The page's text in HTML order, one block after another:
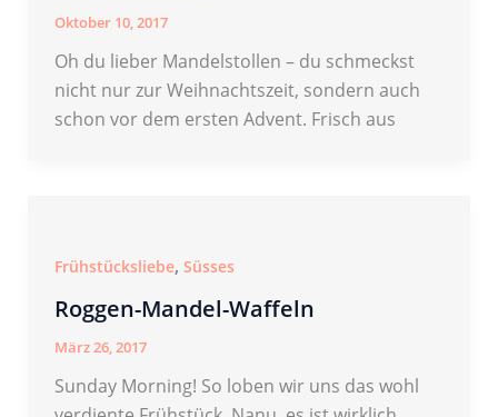
Oktober 10, 2017
Oh du lieber Mandelstollen – du schmeckst
nicht nur zur Weihnachtszeit, sondern auch
schon vor dem ersten Advent. Frisch aus
Frühstücksliebe, Süsses
Roggen-Mandel-Waffeln
März 26, 2017
Sunday Morning! So loben wir uns das wohl